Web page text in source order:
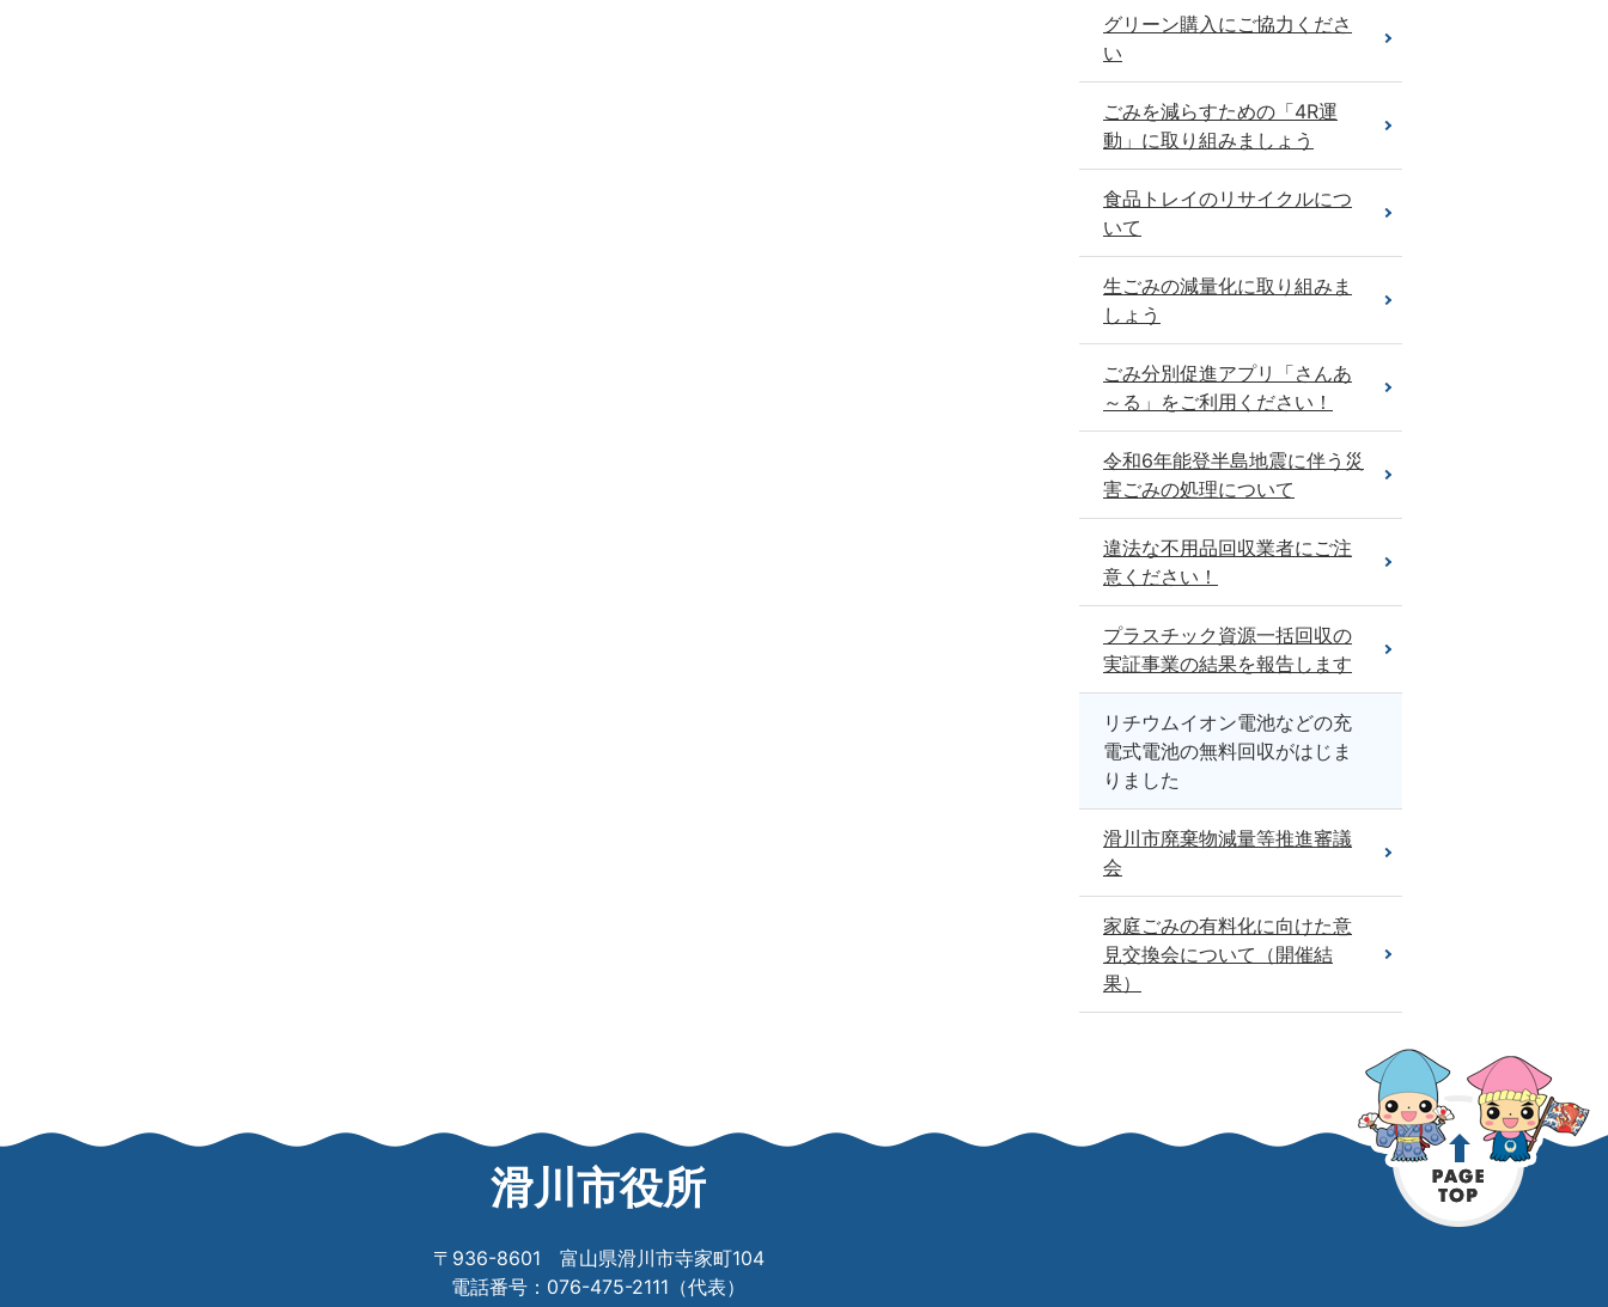
グリーン購入にご協力くださ
い
ごみを減らすための「4R運
動」に取り組みましょう
食品トレイのリサイクルにつ
いて
生ごみの減量化に取り組みま
しょう
ごみ分別促進アプリ「さんあ
～る」をご利用ください！
令和6年能登半島地震に伴う災
害ごみの処理について
違法な不用品回収業者にご注
意ください！
プラスチック資源一括回収の
実証事業の結果を報告します
リチウムイオン電池などの充
電式電池の無料回収がはじま
りました
滑川市廃棄物減量等推進審議
会
家庭ごみの有料化に向けた意
見交換会について（開催結
果）
滑川市役所
〒936-8601 富山県滑川市寺家町104
電話番号：076-475-2111（代表）